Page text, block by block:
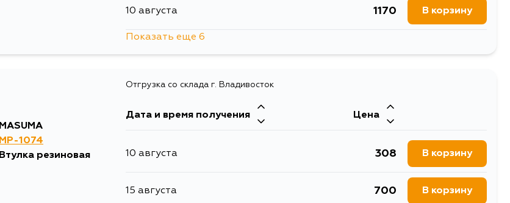
21 августа 957 В корзину
5 сентября 1076 В корзину
10 августа 1170 В корзину
10 августа
13 августа 1890
15 августа 1505 В корзину
17 августа 990 В корзину
Показать еще 6
MASUMA
MP-1074
Втулка резиновая
Отгрузка со склада г. Владивосток
Дата и время получения Цена
10 августа 308 В корзину
15 августа 700 В корзину